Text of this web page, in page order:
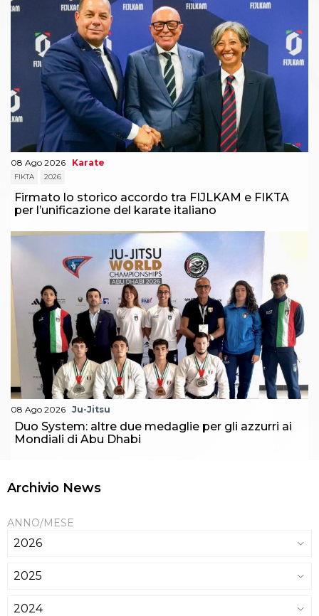
08 Ago 2026 Karate
FIKTA 2026
Firmato lo storico accordo tra FIJLKAM e FIKTA
per l’unificazione del karate italiano
08 Ago 2026 Ju-Jitsu
Duo System: altre due medaglie per gli azzurri ai
Mondiali di Abu Dhabi
Archivio News
ANNO/MESE
2026
2025
2024